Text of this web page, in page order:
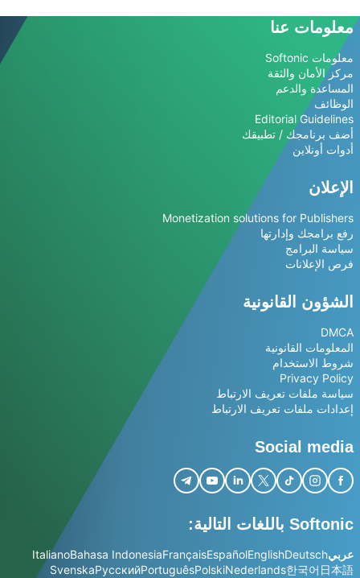
معلومات عنا
معلومات Softonic
مركز الأمان والثقة
المساعدة والدعم
الوظائف
Editorial Guidelines
أضف برنامجك / تطبيقك
أدوات أونلاين
الإعلان
Monetization solutions for Publishers
رفع برامجك وإدارتها
سياسة البرامج
فرص الإعلانات
الشؤون القانونية
DMCA
المعلومات القانونية
شروط الاستخدام
Privacy Policy
سياسة ملفات تعريف الارتباط
إعدادات ملفات تعريف الارتباط
Social media
Softonic باللغات التالية:
عربيDeutsch
English
Español
Français
Bahasa Indonesia
Italiano
日本語
한국어
Nederlands
Polski
Português
Русский
Svenska